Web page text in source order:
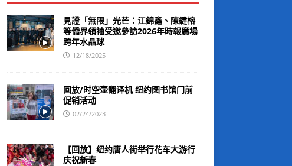
見證「無限」光芒：江錦鑫、陳鍵榕
等僑界領袖受邀參訪2026年時報廣場
跨年水晶球
12/18/2025
回放/时空壶翻译机 纽约图书馆门前
促销活动
02/24/2023
【回放】纽约唐人街举行花车大游行
庆祝新春